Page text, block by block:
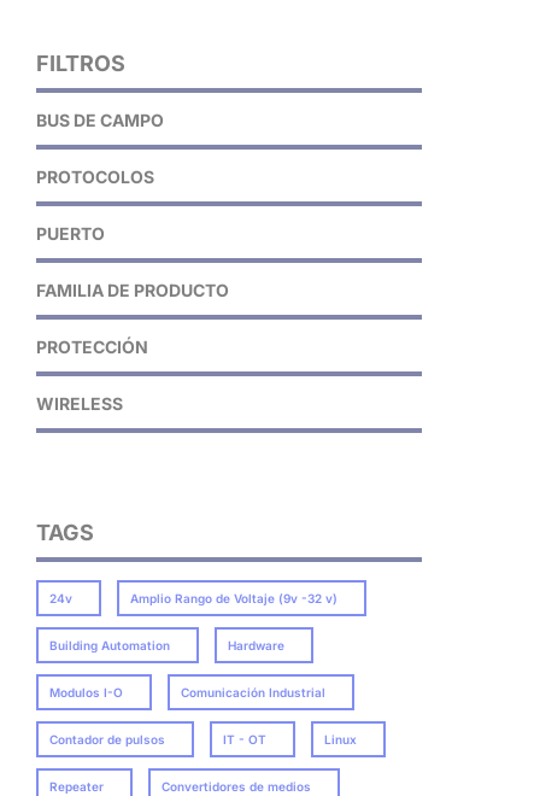
FILTROS
BUS DE CAMPO
PROTOCOLOS
PUERTO
FAMILIA DE PRODUCTO
PROTECCIÓN
WIRELESS
TAGS
24v Amplio Rango de Voltaje (9v -32 v)
Building Automation Hardware
Modulos I-O Comunicación Industrial
Contador de pulsos IT - OT Linux
Repeater Convertidores de medios